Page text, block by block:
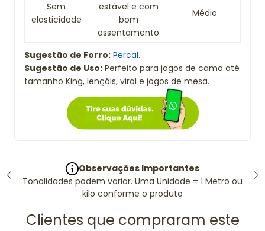
Sem
elasticidade
estável e com
bom
assentamento
Médio
Sugestão de Forro: Percal.
Sugestão de Uso: Perfeito para jogos de cama até
tamanho King, lençóis, virol e jogos de mesa.
Observações Importantes
Tonalidades podem variar. Uma Unidade = 1 Metro ou
kilo conforme o produto